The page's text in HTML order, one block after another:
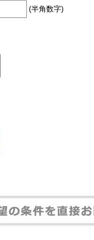
(半角数字)